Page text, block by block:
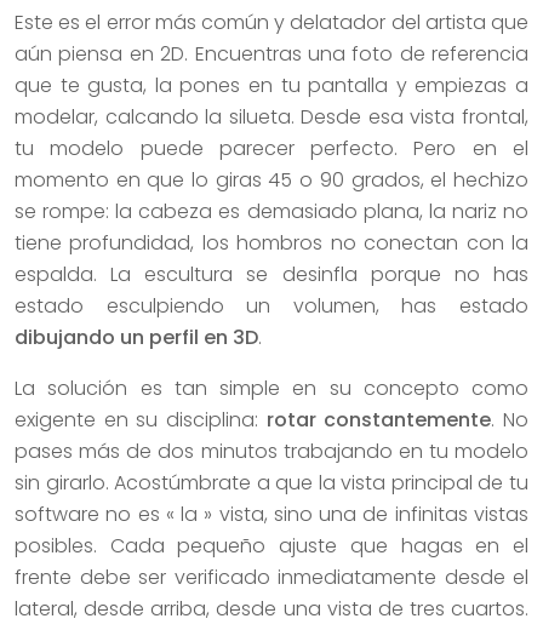
Este es el error más común y delatador del artista que
aún piensa en 2D. Encuentras una foto de referencia
que te gusta, la pones en tu pantalla y empiezas a
modelar, calcando la silueta. Desde esa vista frontal,
tu modelo puede parecer perfecto. Pero en el
momento en que lo giras 45 o 90 grados, el hechizo
se rompe: la cabeza es demasiado plana, la nariz no
tiene profundidad, los hombros no conectan con la
espalda. La escultura se desinfla porque no has
estado esculpiendo un volumen, has estado
dibujando un perfil en 3D.
La solución es tan simple en su concepto como
exigente en su disciplina: rotar constantemente. No
pases más de dos minutos trabajando en tu modelo
sin girarlo. Acostúmbrate a que la vista principal de tu
software no es « la » vista, sino una de infinitas vistas
posibles. Cada pequeño ajuste que hagas en el
frente debe ser verificado inmediatamente desde el
lateral, desde arriba, desde una vista de tres cuartos.